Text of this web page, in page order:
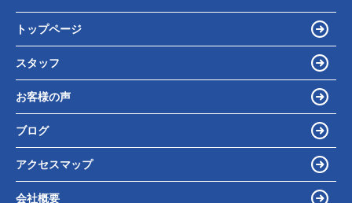
トップページ
スタッフ
お客様の声
ブログ
アクセスマップ
会社概要